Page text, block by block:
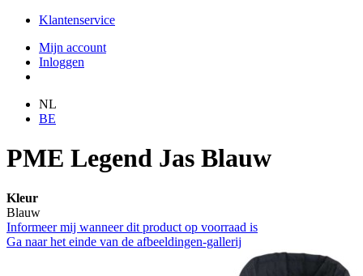
Klantenservice
Mijn account
Inloggen
NL
BE
PME Legend Jas Blauw
Kleur
Blauw
Informeer mij wanneer dit product op voorraad is
Ga naar het einde van de afbeeldingen-gallerij